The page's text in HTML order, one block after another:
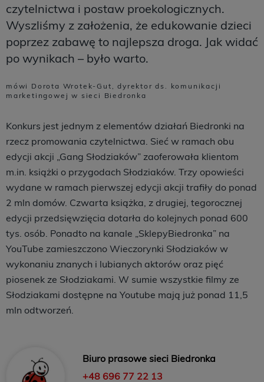
czytelnictwa i postaw proekologicznych.
Wyszliśmy z założenia, że edukowanie dzieci
poprzez zabawę to najlepsza droga. Jak widać
po wynikach – było warto.
mówi Dorota Wrotek-Gut, dyrektor ds. komunikacji
marketingowej w sieci Biedronka
Konkurs jest jednym z elementów działań Biedronki na
rzecz promowania czytelnictwa. Sieć w ramach obu
edycji akcji „Gang Słodziaków” zaoferowała klientom
m.in. książki o przygodach Słodziaków. Trzy opowieści
wydane w ramach pierwszej edycji akcji trafiły do ponad
2 mln domów. Czwarta książka, z drugiej, tegorocznej
edycji przedsięwzięcia dotarła do kolejnych ponad 600
tys. osób. Ponadto na kanale „SklepyBiedronka” na
YouTube zamieszczono Wieczorynki Słodziaków w
wykonaniu znanych i lubianych aktorów oraz pięć
piosenek ze Słodziakami. W sumie wszystkie filmy ze
Słodziakami dostępne na Youtube mają już ponad 11,5
mln odtworzeń.
Biuro prasowe sieci Biedronka
+48 696 77 22 13